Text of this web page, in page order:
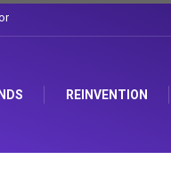
REINVENTION